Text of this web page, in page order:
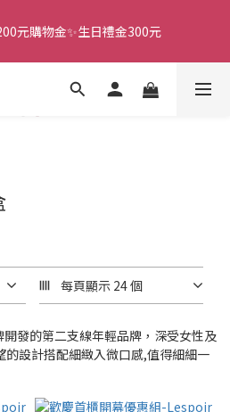
館滿千免運
元購物金✨生日禮金300元
每頁顯示 24 個
發的第二支線年輕品牌，深受女性及
的設計搭配細緻入微口感,值得細細一